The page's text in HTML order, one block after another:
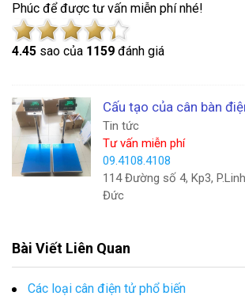
Phúc để được tư vấn miễn phí nhé!
4.45 sao của 1159 đánh giá
Cấu tạo của cân bàn
Tin tức
Tư vấn miễn phí
09.4108.4108
114 Đường số 4, Kp3,
Đức
Bài Viết Liên Quan
Các loại cân điện tử phổ biến